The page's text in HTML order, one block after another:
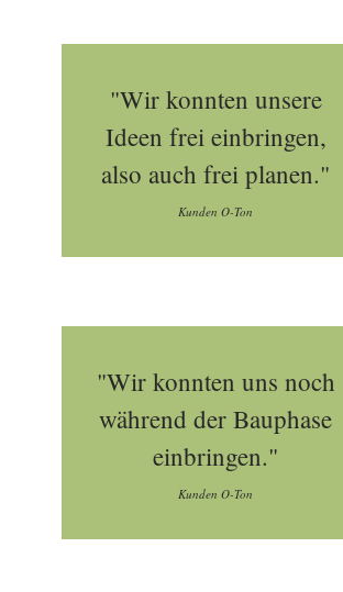
"Wir konnten unsere
Ideen frei einbringen,
also auch frei planen."
Kunden O-Ton
"Wir konnten uns noch
während der Bauphase
einbringen."
Kunden O-Ton